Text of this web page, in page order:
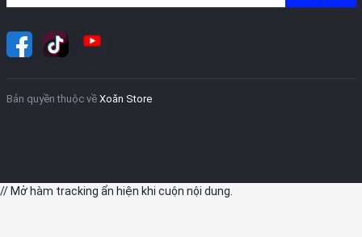
Bản quyền thuộc về Xoăn Store
// Mở hàm tracking ẩn hiện khi cuộn nội dung.